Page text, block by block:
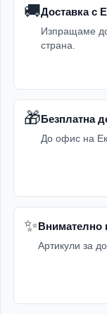
🚚Доставка с
Изпращаме
страна.
🎁Безплатна
До офис на
✨Внимателно
Артикули за